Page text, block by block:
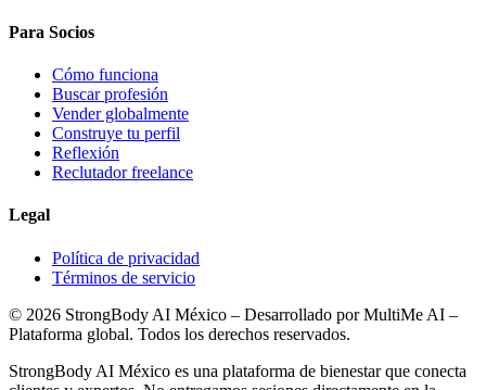
Para Socios
Cómo funciona
Buscar profesión
Vender globalmente
Construye tu perfil
Reflexión
Reclutador freelance
Legal
Política de privacidad
Términos de servicio
© 2026 StrongBody AI México – Desarrollado por MultiMe AI –
Plataforma global. Todos los derechos reservados.
StrongBody AI México es una plataforma de bienestar que conecta